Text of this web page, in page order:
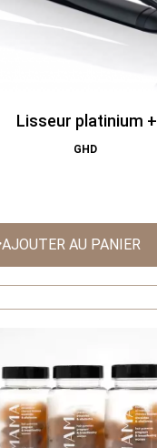
Lisseur platinium +
GHD
AJOUTER AU PANIER